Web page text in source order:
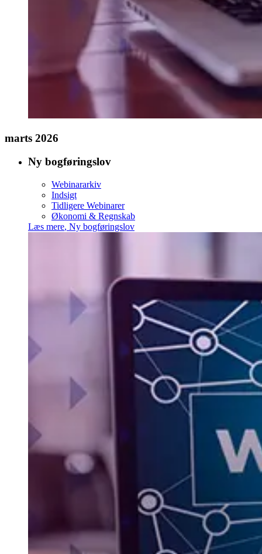
marts 2026
Ny bogføringslov
Webinararkiv
Indsigt
Tidligere Webinarer
Økonomi & Regnskab
Læs mere, Ny bogføringslov